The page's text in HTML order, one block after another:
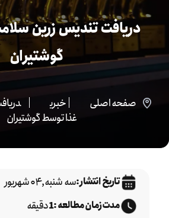
دریافت تندیس زرین
گوشتیران
صفحه اصلی خبری
غذا توسط گوشتیران
تاریخ انتشار :سه شنبه,۰۴ شهریور
مدت زمان مطالعه :1دقیقه